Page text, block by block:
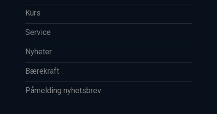
Kurs
Service
Nyheter
Bærekraft
Påmelding nyhetsbrev